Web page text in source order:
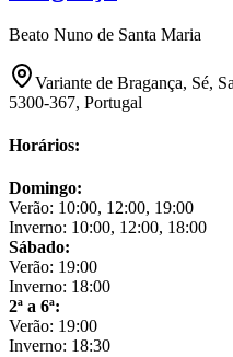
Beato Nuno de Santa Maria
Variante de Bragança, Sé,
5300-367, Portugal
Horários:
Domingo:
Verão: 10:00, 12:00, 19:00
Inverno: 10:00, 12:00, 18:00
Sábado:
Verão: 19:00
Inverno: 18:00
2ª a 6ª:
Verão: 19:00
Inverno: 18:30